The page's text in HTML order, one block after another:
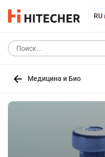
RU
Медицина и Био